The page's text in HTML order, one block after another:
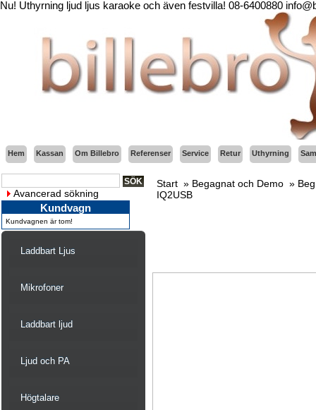
Nu! Uthyrning ljud ljus karaoke och även festvilla! 08-6400880
Hem Kassan Om Billebro Referenser Service Retur Uthyrning
Avancerad sökning
Kundvagn
Kundvagnen är tom!
Laddbart Ljus
Mikrofoner
Laddbart ljud
Ljud och PA
Högtalare
Start » Begagnat och Demo »
IQ2USB